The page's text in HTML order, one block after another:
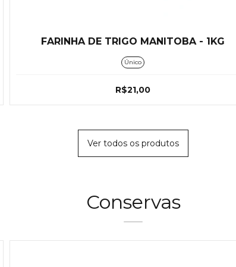
FARINHA DE TRIGO MANITOBA - 1KG
Único
R$21,00
Ver todos os produtos
Conservas